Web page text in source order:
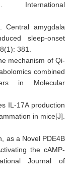
International
amygdala
sleep-onset
381.
mechanism of Qi-
combined
in Molecular
IL‐17A production
in mice[J].
as a Novel PDE4B
the cAMP-
Journal of